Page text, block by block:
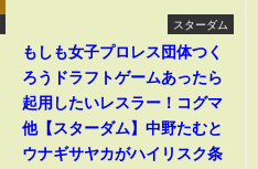
スターダム
もしも女子プロレス団体つく
ろうドラフトゲームあったら
起用したいレスラー！コグマ
他【スターダム】中野たむと
ウナギサヤカがハイリスク条